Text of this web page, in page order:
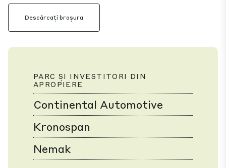
Descărcați broșura
PARC ȘI INVESTITORI DIN
APROPIERE
Continental Automotive
Kronospan
Nemak